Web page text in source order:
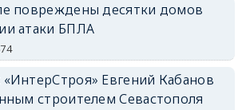
повреждены десятки домов
атаки БПЛА
Евгений Кабанов
строителем Севастополя